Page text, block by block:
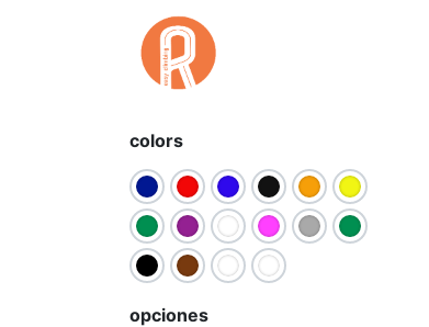
colors
opciones